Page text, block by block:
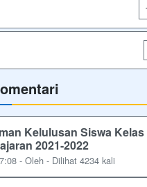
Kelulusan Siswa Kelas
2021-2022
- Oleh - Dilihat 4234 kali